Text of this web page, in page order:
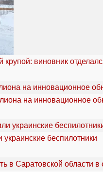
крупой: виновник
на инновационное
беспилотники